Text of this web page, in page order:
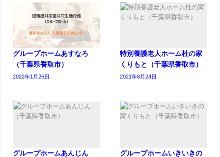
グループホームあすなろ
（千葉県香取市）
2022年1月26日
特別養護老人ホーム杜の家
くりもと（千葉県香取市）
2021年8月24日
グループホームあんじん
グループホームいきいきの